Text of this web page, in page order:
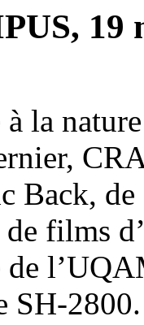
19
la
Back,
films
de
SH-